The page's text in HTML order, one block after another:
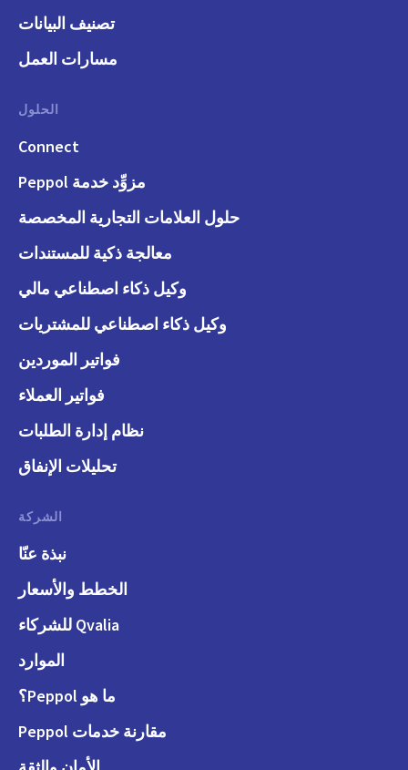
تصنيف البيانات
مسارات العمل
الحلول
Connect
مزوِّد خدمة Peppol
حلول العلامات التجارية المخصصة
معالجة ذكية للمستندات
وكيل ذكاء اصطناعي مالي
وكيل ذكاء اصطناعي للمشتريات
فواتير الموردين
فواتير العملاء
نظام إدارة الطلبات
تحليلات الإنفاق
الشركة
نبذة عنّا
الخطط والأسعار
Qvalia للشركاء
الموارد
ما هو Peppol؟
مقارنة خدمات Peppol